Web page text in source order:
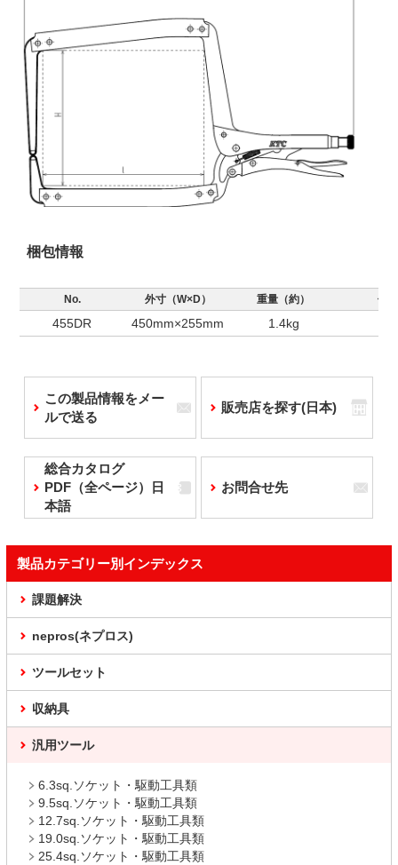
梱包情報
No. 外寸（W×D） 重量（約） 個口
455DR 450mm×255mm 1.4kg
この製品情報をメー
ルで送る
販売店を探す(日本)
総合カタログ
PDF（全ページ）日
本語
お問合せ先
製品カテゴリー別インデックス
課題解決
nepros(ネプロス)
ツールセット
収納具
汎用ツール
6.3sq.ソケット・駆動工具類
9.5sq.ソケット・駆動工具類
12.7sq.ソケット・駆動工具類
19.0sq.ソケット・駆動工具類
25.4sq.ソケット・駆動工具類